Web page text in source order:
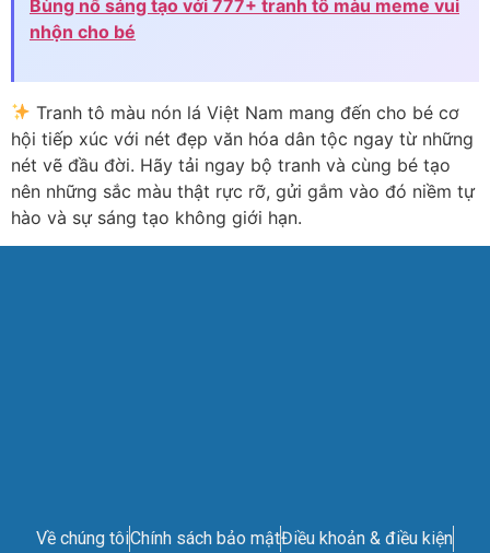
Bùng nổ sáng tạo với 777+ tranh tô màu meme vui
nhộn cho bé
Tranh tô màu nón lá Việt Nam mang đến cho bé cơ
hội tiếp xúc với nét đẹp văn hóa dân tộc ngay từ những
nét vẽ đầu đời. Hãy tải ngay bộ tranh và cùng bé tạo
nên những sắc màu thật rực rỡ, gửi gắm vào đó niềm tự
hào và sự sáng tạo không giới hạn.
Về chúng tôiChính sách bảo mậtĐiều khoản & điều kiện